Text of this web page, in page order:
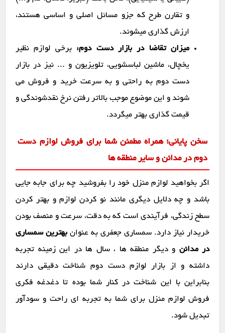
و تقارن طرح که جزو مسائل اصلی و اساسی هستند،
ارزش گذاری میشوند.
میزان تقاضا در بازار دست دوم: برخی لوازم نظیر
یخچال، ماشین لباسشویی، تلویزیون و ... نیز در بازار
دست دوم به راحتی و به سرعت خرید و فروش می
شوند و این موضوع موجب بالاتر رفتن نرخ نقدشوندگی و
قیمت گذاری بهتر میگردد.
سخن پایانی؛ همراه مطمئن شما برای فروش لوازم دست
دوم در مدائن و سایر منطقه ها
اگر بخواهید لوازم منزل خود را بفروشید چه برای جابه جایی
باشد و چه دلایل دیگری مانند نو کردن لوازم و بهتر کردن
سطح زندگی، فرآیندی است که به دقت، سرعت و منصف بودن
خریدار نیاز دارد. سمساری جعفری به عنوان بهترین سمساری
در مدائن و دیگر منطقه ها ، سال ها در این زمینه تجربه
داشته و از بازار لوازم دست دوم شناخت دقیقی دارند
بنابراین با این شناخت در کنار شما بوده تا دغدغه فکری
فروش لوازم منزل برای شما به تجربه ای راحت و سودآور
تبدیل شود.